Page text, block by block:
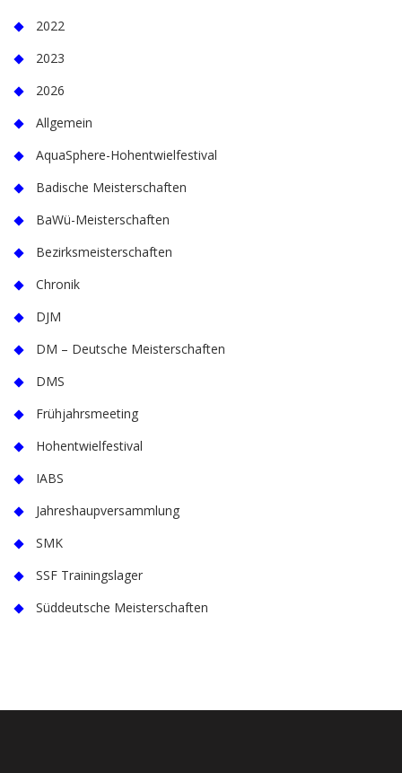
2022
2023
2026
Allgemein
AquaSphere-Hohentwielfestival
Badische Meisterschaften
BaWü-Meisterschaften
Bezirksmeisterschaften
Chronik
DJM
DM – Deutsche Meisterschaften
DMS
Frühjahrsmeeting
Hohentwielfestival
IABS
Jahreshaupversammlung
SMK
SSF Trainingslager
Süddeutsche Meisterschaften